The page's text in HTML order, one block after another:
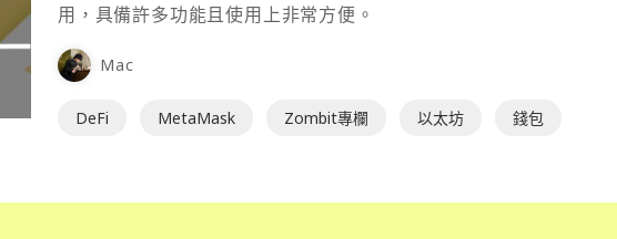
用，具備許多功能且使用上非常方便。
Mac
DeFi MetaMask Zombit專欄 以太坊 錢包